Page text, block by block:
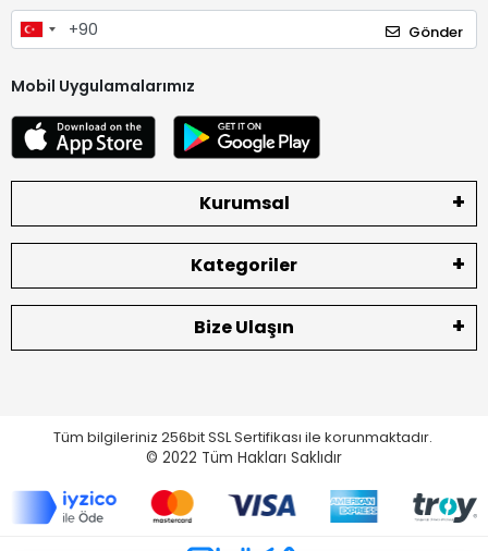
Gönder
Mobil Uygulamalarımız
Kurumsal
Kategoriler
Bize Ulaşın
Tüm bilgileriniz 256bit SSL Sertifikası ile korunmaktadır.
© 2022 Tüm Hakları Saklıdır